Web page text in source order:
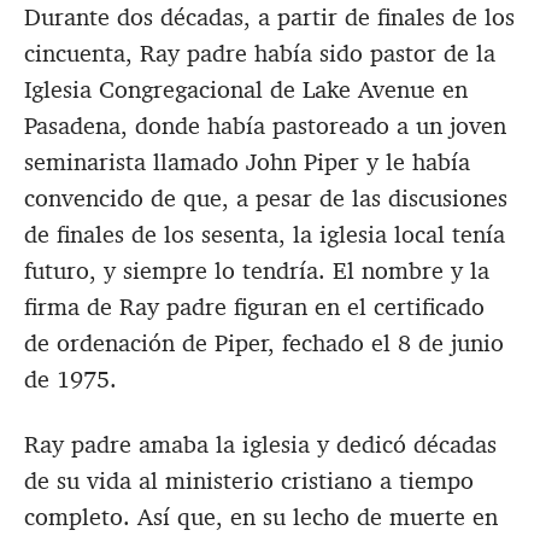
Durante dos décadas, a partir de finales de los
cincuenta, Ray padre había sido pastor de la
Iglesia Congregacional de Lake Avenue en
Pasadena, donde había pastoreado a un joven
seminarista llamado John Piper y le había
convencido de que, a pesar de las discusiones
de finales de los sesenta, la iglesia local tenía
futuro, y siempre lo tendría. El nombre y la
firma de Ray padre figuran en el certificado
de ordenación de Piper, fechado el 8 de junio
de 1975.
Ray padre amaba la iglesia y dedicó décadas
de su vida al ministerio cristiano a tiempo
completo. Así que, en su lecho de muerte en